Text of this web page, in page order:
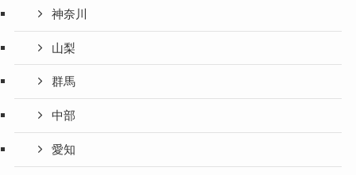
神奈川
山梨
群馬
中部
愛知